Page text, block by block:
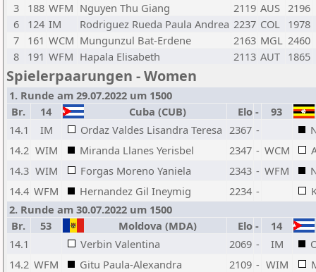
3
188 WFM Nguyen Thu Giang 2119 AUS 2196
6
124 IM Rodriguez Rueda Paula Andrea 2237 COL 1978
7
161 WCM Mungunzul Bat-Erdene 2163 MGL 2460
8
191 WFM Hapala Elisabeth 2113 AUT 1865
Spielerpaarungen - Women
1. Runde am 29.07.2022 um 1500
Br.
14 Cuba (CUB) Elo -
93
14.1
IM Ordaz Valdes Lisandra Teresa 2367 -
14.2 WIM Miranda Llanes Yerisbel 2347 - WCM
14.3 WIM Forgas Moreno Yaniela 2343 - WFM
14.4 WFM Hernandez Gil Ineymig 2234 -
2. Runde am 30.07.2022 um 1500
Br.
53 Moldova (MDA) Elo -
14
14.1
Verbin Valentina 2069 - IM
14.2 WFM Gitu Paula-Alexandra 2109 - WIM